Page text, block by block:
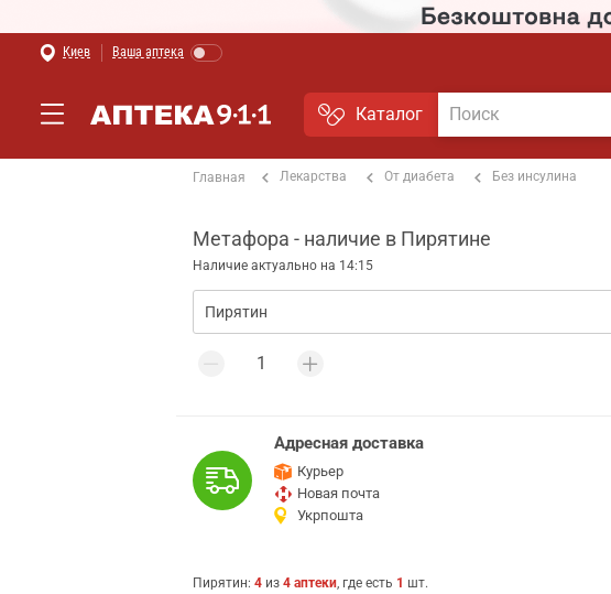
Киев Ваша аптека
Каталог
Главная Лекарства От диабета Без инсулина
Метафора - наличие в Пирятине
Наличие актуально на 14:15
Адресная доставка
Курьер
Новая почта
Укрпошта
Пирятин: 4 из 4 аптеки, где есть 1 шт.